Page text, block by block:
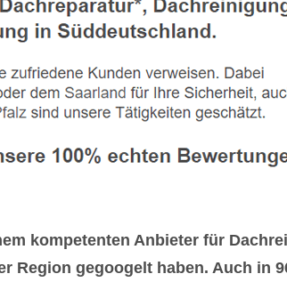
kompetenten Anbieter für
Region gegoogelt haben. Auch in